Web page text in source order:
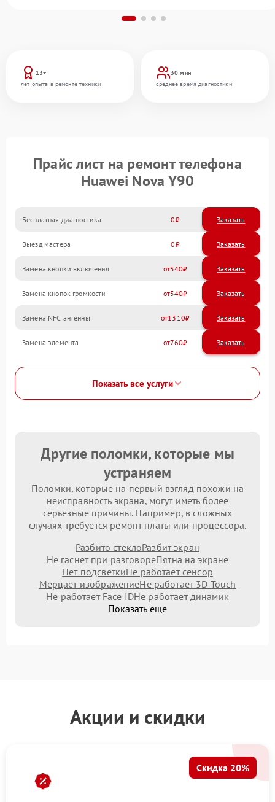
13+
лет опыта в ремонте техники
30 мин
среднее время диагностики
Прайс лист на ремонт телефона
Huawei Nova Y90
Бесплатная диагностика 0 Заказать
Выезд мастера 0 Заказать
Замена кнопки включения 540
Замена кнопок громкости 540
Замена NFC антенны 1310
Замена элемента 760
Показать все услуги
Другие поломки, которые мы
устраняем
Поломки, которые на первый взгляд похожи на
неисправность экрана, могут иметь более
серьезные причины. Например, в сложных
случаях требуется ремонт платы или процессора.
Разбито стеклоРазбит экран
Не гаснет при разговореПятна на экране
Нет подсветкиНе работает сенсор
Мерцает изображениеНе работает 3D Touch
Не работает Face IDНе работает динамик
Показать еще
Акции и скидки
Скидка 20%